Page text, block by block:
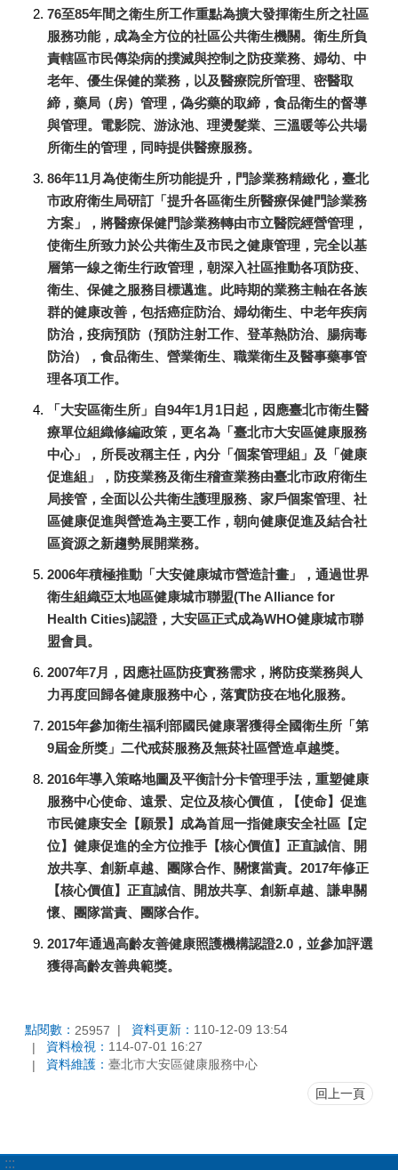
​76至85年間之衛生所工作重點為擴大發揮衛生所之社區
服務功能，成為全方位的社區公共衛生機關。衛生所負
責轄區市民傳染病的撲滅與控制之防疫業務、婦幼、中
老年、優生保健的業務，以及醫療院所管理、密醫取
締，藥局（房）管理，偽劣藥的取締，食品衛生的督導
與管理。電影院、游泳池、理燙髮業、三溫暖等公共場
所衛生的管理，同時提供醫療服務。
​​86年11月為使衛生所功能提升，門診業務精緻化，臺北
市政府衛生局研訂「提升各區衛生所醫療保健門診業務
方案」，將醫療保健門診業務轉由市立醫院經營管理，
使衛生所致力於公共衛生及市民之健康管理，完全以基
層第一線之衛生行政管理，朝深入社區推動各項防疫、
衛生、保健之服務目標邁進。此時期的業務主軸在各族
群的健康改善，包括癌症防治、婦幼衛生、中老年疾病
防治，疫病預防（預防注射工作、登革熱防治、腸病毒
防治），食品衛生、營業衛生、職業衛生及醫事藥事管
理各項工作。
​「大安區衛生所」自94年1月1日起，因應臺北市衛生醫
療單位組織修編政策，更名為「臺北市大安區健康服務
中心」，所長改稱主任，內分「個案管理組」及「健康
促進組」，防疫業務及衛生稽查業務由臺北市政府衛生
局接管，全面以公共衛生護理服務、家戶個案管理、社
區健康促進與營造為主要工作，朝向健康促進及結合社
區資源之新趨勢展開業務。
2006年積極推動「大安健康城市營造計畫」，通過世界
衛生組織亞太地區健康城市聯盟(The Alliance for
Health Cities)認證，大安區正式成為WHO健康城市聯
盟會員。
2007年7月，因應社區防疫實務需求，將防疫業務與人
力再度回歸各健康服務中心，落實防疫在地化服務。
2015年參加衛生福利部國民健康署獲得全國衛生所「第
9屆金所獎」二代戒菸服務及無菸社區營造卓越獎。
​2016年導入策略地圖及平衡計分卡管理手法，重塑健康
服務中心使命、遠景、定位及核心價值，【使命】促進
市民健康安全【願景】成為首屈一指健康安全社區【定
位】健康促進的全方位推手【核心價值】正直誠信、開
放共享、創新卓越、團隊合作、關懷當責。2017年修正
【核心價值】正直誠信、開放共享、創新卓越、謙卑關
懷、團隊當責、團隊合作。
2017年通過高齡友善健康照護機構認證2.0，並參加評選
獲得高齡友善典範獎。
點閱數： 25957 資料更新： 110-12-09 13:54
資料檢視： 114-07-01 16:27
資料維護： 臺北市大安區健康服務中心
回上一頁
:::